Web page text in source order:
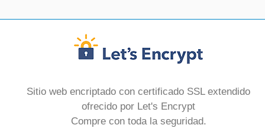
Sitio web encriptado con certificado SSL extendido
ofrecido por Let's Encrypt
Compre con toda la seguridad.